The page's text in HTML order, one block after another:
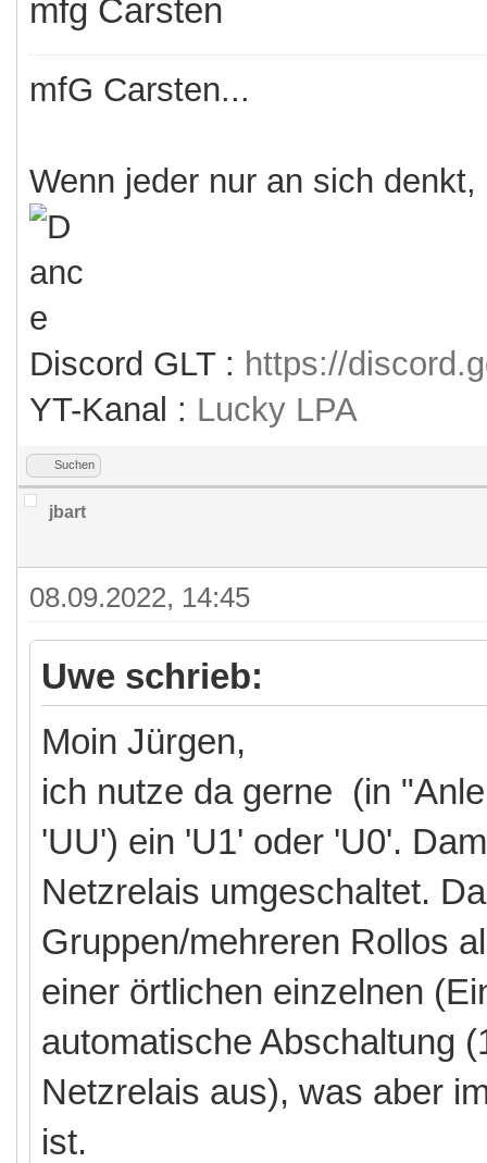
mfg Carsten
mfG Carsten...
Wenn jeder nur an sich
Discord GLT : https://
YT-Kanal : Lucky LPA
Suchen
jbart
08.09.2022, 14:45
Uwe schrieb:
Moin Jürgen,
ich nutze da gerne (in
'UU') ein 'U1' oder 'U0'.
Netzrelais umgeschaltet.
Gruppen/mehreren Rollos
einer örtlichen einzelnen
automatische Abschaltung
Netzrelais aus), was aber
ist.